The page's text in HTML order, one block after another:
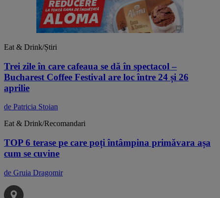
Eat & Drink/Știri
Trei zile în care cafeaua se dă în spectacol –
Bucharest Coffee Festival are loc între 24 și 26
aprilie
de Patricia Stoian
Eat & Drink/Recomandari
TOP 6 terase pe care poți întâmpina primăvara așa
cum se cuvine
de Gruia Dragomir